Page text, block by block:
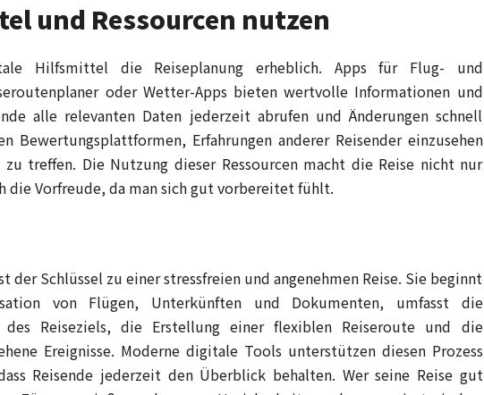
und Ressourcen nutzen
Hilfsmittel die Reiseplanung erheblich. Apps für Flug- und
oder Wetter-Apps bieten wertvolle Informationen und
alle relevanten Daten jederzeit abrufen und Änderungen schnell
Bewertungsplattformen, Erfahrungen anderer Reisender einzusehen
treffen. Die Nutzung dieser Ressourcen macht die Reise nicht nur
die Vorfreude, da man sich gut vorbereitet fühlt.
der Schlüssel zu einer stressfreien und angenehmen Reise. Sie beginnt
von Flügen, Unterkünften und Dokumenten, umfasst die
des Reiseziels, die Erstellung einer flexiblen Reiseroute und die
Ereignisse. Moderne digitale Tools unterstützen diesen Prozess
Reisende jederzeit den Überblick behalten. Wer seine Reise gut